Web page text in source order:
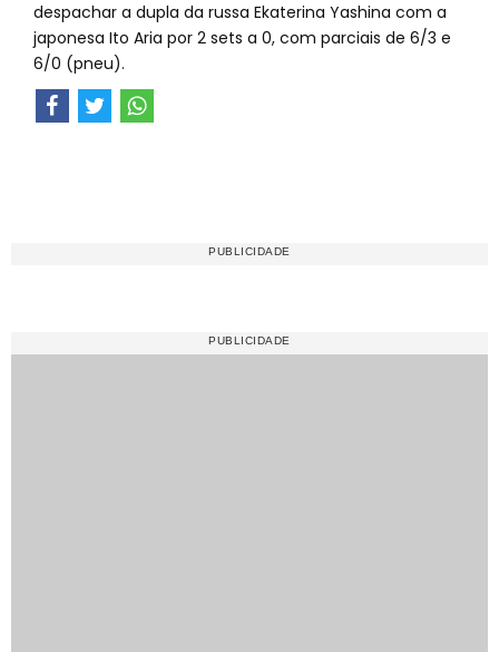
despachar a dupla da russa Ekaterina Yashina com a
japonesa Ito Aria por 2 sets a 0, com parciais de 6/3 e
6/0 (pneu).